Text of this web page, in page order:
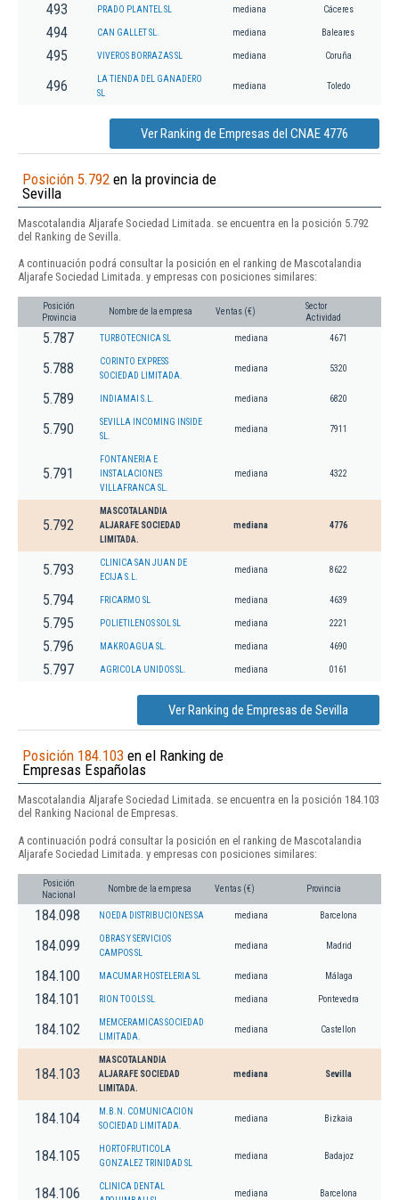
493 PRADO PLANTEL SL mediana Cáceres
494 CAN GALLET SL. mediana Baleares
495 VIVEROS BORRAZAS SL mediana Coruña
496
LA TIENDA DEL GANADERO
SL
mediana Toledo
Ver Ranking de Empresas del CNAE 4776
Posición 5.792 en la provincia de
Sevilla
Mascotalandia Aljarafe Sociedad Limitada. se encuentra en la posición 5.792
del Ranking de Sevilla.
A continuación podrá consultar la posición en el ranking de Mascotalandia
Aljarafe Sociedad Limitada. y empresas con posiciones similares:
Posición
Provincia
Nombre de la empresa Ventas (€)
Sector
Actividad
5.787 TURBOTECNICA SL mediana 4671
5.788
CORINTO EXPRESS
SOCIEDAD LIMITADA.
mediana 5320
5.789 INDIAMAI S.L. mediana 6820
5.790
SEVILLA INCOMING INSIDE
SL.
mediana 7911
5.791
FONTANERIA E
INSTALACIONES
VILLAFRANCA SL.
mediana 4322
5.792
MASCOTALANDIA
ALJARAFE SOCIEDAD
LIMITADA.
mediana 4776
5.793
CLINICA SAN JUAN DE
ECIJA S.L.
mediana 8622
5.794 FRICARMO SL mediana 4639
5.795 POLIETILENOS SOL SL mediana 2221
5.796 MAKROAGUA SL. mediana 4690
5.797 AGRICOLA UNIDOS SL. mediana 0161
Ver Ranking de Empresas de Sevilla
Posición 184.103 en el Ranking de
Empresas Españolas
Mascotalandia Aljarafe Sociedad Limitada. se encuentra en la posición 184.103
del Ranking Nacional de Empresas.
A continuación podrá consultar la posición en el ranking de Mascotalandia
Aljarafe Sociedad Limitada. y empresas con posiciones similares:
Posición
Nacional
Nombre de la empresa Ventas (€) Provincia
184.098 NOEDA DISTRIBUCIONES SA mediana Barcelona
184.099
OBRAS Y SERVICIOS
CAMPOS SL
mediana Madrid
184.100 MACUMAR HOSTELERIA SL mediana Málaga
184.101 RION TOOLS SL mediana Pontevedra
184.102
MEMCERAMICAS SOCIEDAD
LIMITADA.
mediana Castellon
184.103
MASCOTALANDIA
ALJARAFE SOCIEDAD
LIMITADA.
mediana Sevilla
184.104
M.B.N. COMUNICACION
SOCIEDAD LIMITADA.
mediana Bizkaia
184.105
HORTOFRUTICOLA
GONZALEZ TRINIDAD SL
mediana Badajoz
184.106
CLINICA DENTAL
mediana Barcelona